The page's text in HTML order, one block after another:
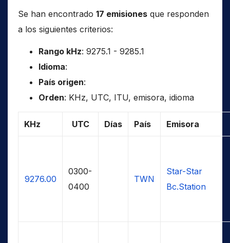
Se han encontrado 17 emisiones que responden
a los siguientes criterios:
Rango kHz: 9275.1 - 9285.1
Idioma:
País origen:
Orden: KHz, UTC, ITU, emisora, idioma
KHz UTC Días País Emisora
9276.00
0300-
0400
TWN
Star-Star
Bc.Station